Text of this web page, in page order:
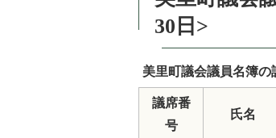
30日>
美里町議会議員名簿の
議席番
号
氏名